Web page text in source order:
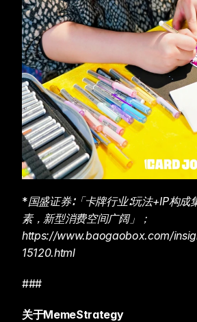
*国盛证券∶「卡牌行业∶玩法+IP构成
素，新型消费空间广阔」；
https://www.baogaobox.com/
15120.html
###
关于MemeStrategy